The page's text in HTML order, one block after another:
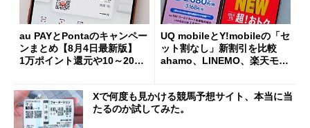
au PAYとPontaのキャンペー
ンまとめ【8月4日最新版】
1万ポイント還元や10～20％
UQ mobileとY!mobileの「セ
ット割なし」新割引を比較
ahamo、LINEMO、楽天モバ
Xで何度も見かける競馬予想サイト、本当に当
たるのか試してみた。